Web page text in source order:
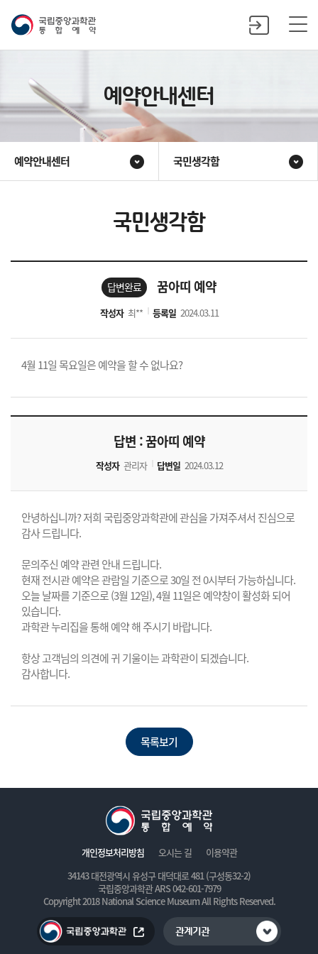
예약안내센터
예약안내센터 국민생각함
국민생각함
답변완료 꿈아띠 예약
작성자 최** 등록일 2024.03.11
4월 11일 목요일은 예약을 할 수 없나요?
답변 : 꿈아띠 예약
작성자 관리자 답변일 2024.03.12
안녕하십니까? 저희 국립중앙과학관에 관심을 가져주셔서 진심으로
감사 드립니다.
문의주신 예약 관련 안내 드립니다.
현재 전시관 예약은 관람일 기준으로 30일 전 0시부터 가능하십니다.
오늘 날짜를 기준으로 (3월 12일), 4월 11일은 예약창이 활성화 되어
있습니다.
과학관 누리집을 통해 예약 해 주시기 바랍니다.
항상 고객님의 의견에 귀 기울이는 과학관이 되겠습니다.
감사합니다.
목록보기
개인정보처리방침 오시는 길
이용약관
34143 대전광역시 유성구 대덕대로 481 (구성동32-2)
국립중앙과학관 ARS 042-601-7979
Copyright 2018 National Science Museum All Rights Reserved.
관계기관